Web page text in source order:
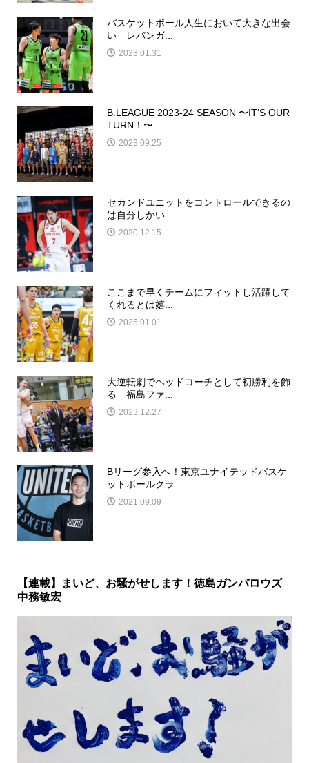
バスケットボール人生において大きな出会
い レバンガ...
2023.01.31
B.LEAGUE 2023-24 SEASON 〜IT’S OUR
TURN！〜
2023.09.25
セカンドユニットをコントロールできるの
は自分しかい...
2020.12.15
ここまで早くチームにフィットし活躍して
くれるとは嬉...
2025.01.01
大逆転劇でヘッドコーチとして初勝利を飾
る 福島ファ...
2023.12.27
Bリーグ参入へ！東京ユナイテッドバスケ
ットボールクラ...
2021.09.09
【連載】まいど、お騒がせします！徳島ガンバロウズ
中務敏宏